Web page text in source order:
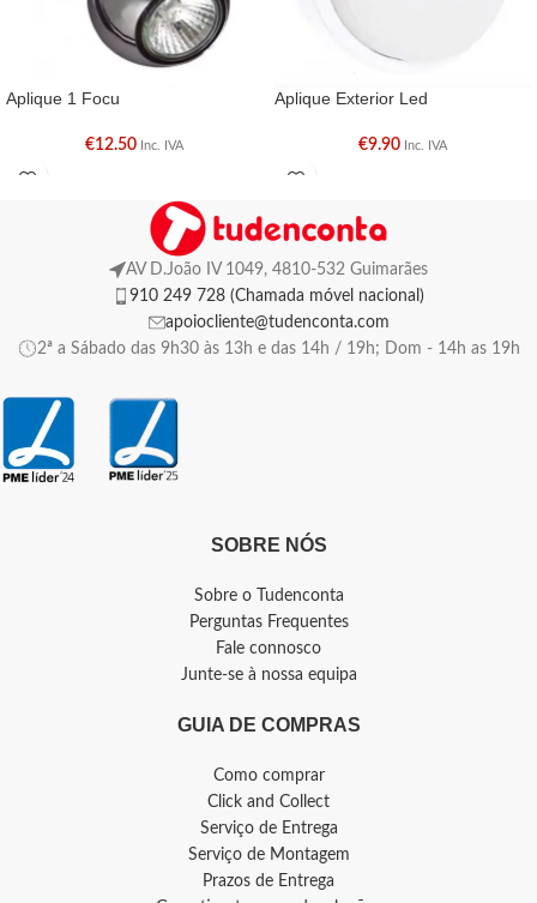
Aplique 1 Focu
€12.50 Inc. IVA
Aplique Exterior Led
€9.90 Inc. IVA
AV D.João IV 1049, 4810-532 Guimarães
910 249 728 (Chamada móvel nacional)
apoiocliente@tudenconta.com
2ª a Sábado das 9h30 às 13h e das 14h / 19h; Dom - 14h as 19h
SOBRE NÓS
Sobre o Tudenconta
Perguntas Frequentes
Fale connosco
Junte-se à nossa equipa
GUIA DE COMPRAS
Como comprar
Click and Collect
Serviço de Entrega
Serviço de Montagem
Prazos de Entrega